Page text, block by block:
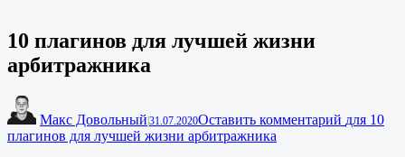
10 плагинов для лучшей жизни
арбитражника
Макс Довольный|31.07.2020Оставить комментарий для 10
плагинов для лучшей жизни арбитражника